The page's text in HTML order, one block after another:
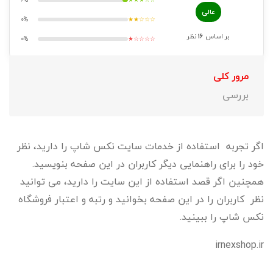
عالی
بر اساس 16نظر
★★☆☆☆
0%
★☆☆☆☆
0%
مرور کلی
بررسی
اگر تجربه استفاده از خدمات سایت نکس شاپ را دارید، نظر
خود را برای راهنمایی دیگر کاربران در این صفحه بنویسید.
همچنین اگر قصد استفاده از این سایت را دارید، می توانید
نظر کاربران را در این صفحه بخوانید و رتبه و اعتبار فروشگاه
نکس شاپ را ببینید.
irnexshop.ir